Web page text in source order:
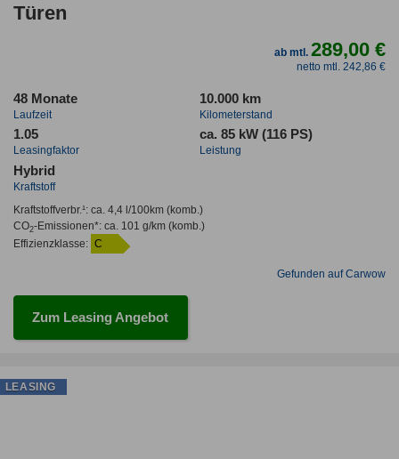
Türen
ab mtl.289,00 €
netto mtl. 242,86 €
48 Monate
Laufzeit
10.000 km
Kilometerstand
1.05
Leasingfaktor
ca. 85 kW (116 PS)
Leistung
Hybrid
Kraftstoff
Kraftstoffverbr.¹: ca. 4,4 l/100km(komb.)
CO2-Emissionen*: ca. 101 g/km(komb.)
Effizienzklasse: C
Gefunden auf Carwow
Zum Leasing Angebot
LEASING